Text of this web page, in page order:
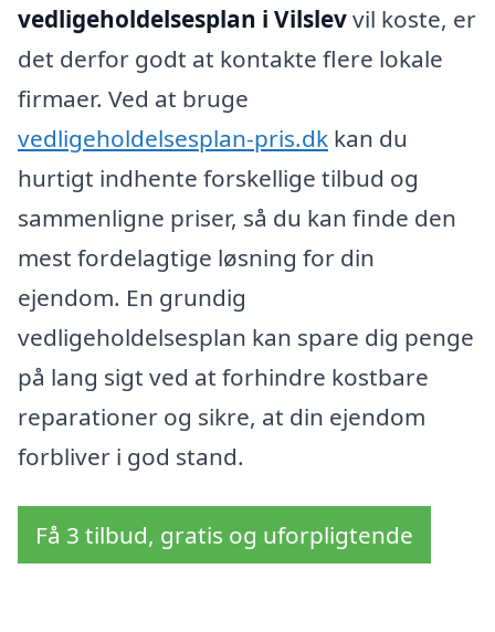
vedligeholdelsesplan i Vilslevvil koste, er
det derfor godt at kontakte flere lokale
firmaer. Ved at bruge
vedligeholdelsesplan-pris.dk kan du
hurtigt indhente forskellige tilbud og
sammenligne priser, så du kan finde den
mest fordelagtige løsning for din
ejendom. En grundig
vedligeholdelsesplan kan spare dig penge
på lang sigt ved at forhindre kostbare
reparationer og sikre, at din ejendom
forbliver i god stand.
Få 3 tilbud, gratis og uforpligtende